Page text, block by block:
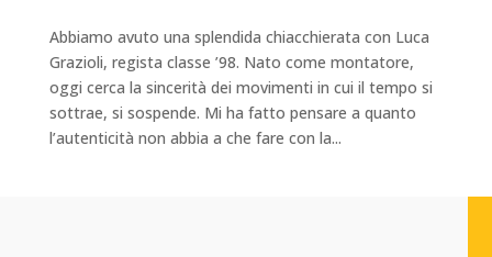
Abbiamo avuto una splendida chiacchierata con Luca
Grazioli, regista classe ’98. Nato come montatore,
oggi cerca la sincerità dei movimenti in cui il tempo si
sottrae, si sospende. Mi ha fatto pensare a quanto
l’autenticità non abbia a che fare con la...